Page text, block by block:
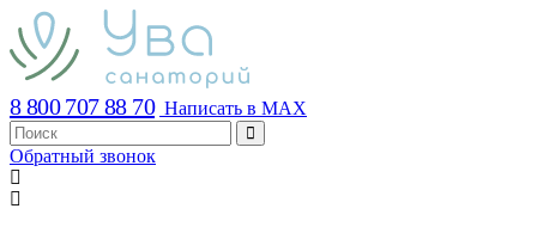
8 800 707 88 70 Написать в MAX
Обратный звонок